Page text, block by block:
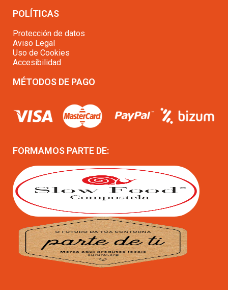
POLÍTICAS
Protección de datos
Aviso Legal
Uso de Cookies
Accesibilidad
MÉTODOS DE PAGO
FORMAMOS PARTE DE: